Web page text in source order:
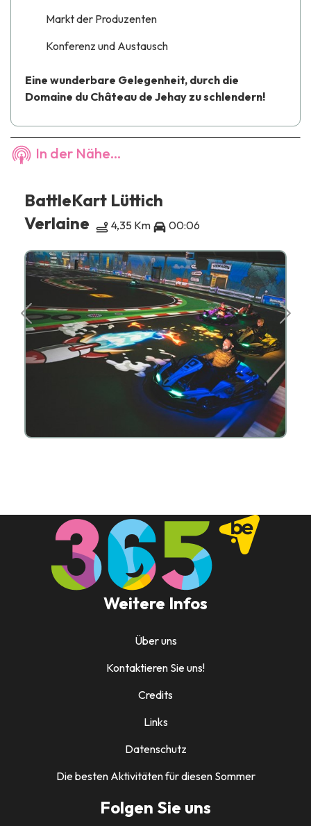
Markt der Produzenten
Konferenz und Austausch
Eine wunderbare Gelegenheit, durch die
Domaine du Château de Jehay zu schlendern!
In der Nähe...
BattleKart Lüttich
Verlaine
4,35 Km 00:06
Weitere Infos
Über uns
Kontaktieren Sie uns!
Credits
Links
Datenschutz
Die besten Aktivitäten für diesen Sommer
Folgen Sie uns